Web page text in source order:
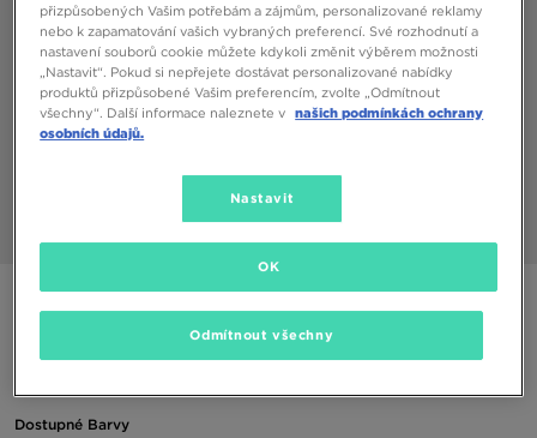
CHAMPION KALHOTY RIB CUFF PANTS
350 Kč
Dostupné Barvy
přizpůsobených Vašim potřebám a zájmům, personalizované reklamy
nebo k zapamatování vašich vybraných preferencí. Své rozhodnutí a
nastavení souborů cookie můžete kdykoli změnit výběrem možnosti
„Nastavit“. Pokud si nepřejete dostávat personalizované nabídky
produktů přizpůsobené Vašim preferencím, zvolte „Odmítnout
všechny“. Další informace naleznete v našich podmínkách ochrany
osobních údajů.
Nastavit
Odmítnout všechny
OK